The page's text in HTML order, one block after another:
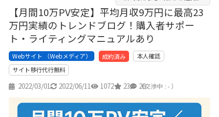
【月間10万PV安定】平均月収9万円に最高23
万円実績のトレンドブログ！購入者サポー
ト・ライティングマニュアルあり
Webサイト （Webメディア） 成約済み
本人確認
サイト移行代行無料
2022/03/01 2022/06/11 1072 23 26
（交渉中 : - ）